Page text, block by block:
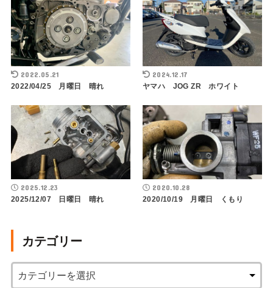
2022.05.21
2022/04/25 月曜日 晴れ
2024.12.17
ヤマハ JOG ZR ホワイト
2025.12.23
2025/12/07 日曜日 晴れ
2020.10.28
2020/10/19 月曜日 くもり
カテゴリー